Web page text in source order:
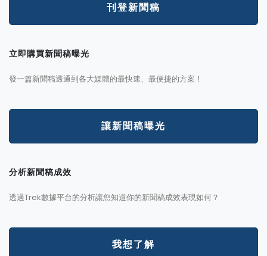
刊登新聞稿
立即購買新聞稿曝光
發一篇新聞稿透通到各大媒體的最快速、最便捷的方案！
讓新聞稿曝光
分析新聞稿成效
透過Trek數據平台的分析讓您知道你的新聞稿成效表現如何？
我想了解